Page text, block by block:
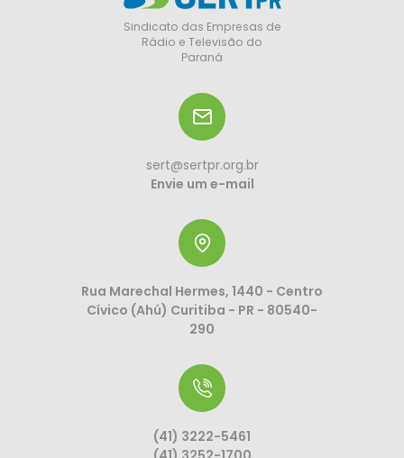
Sindicato das Empresas de
Rádio e Televisão do
Paraná
sert@sertpr.org.br
Envie um e-mail
Rua Marechal Hermes, 1440 - Centro
Cívico (Ahú) Curitiba - PR - 80540-
290
(41) 3222-5461